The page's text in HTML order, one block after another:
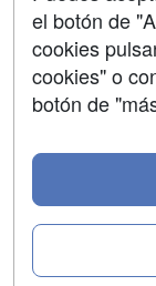
Copyleft
el botón de
cookies
cookies" o
botón de